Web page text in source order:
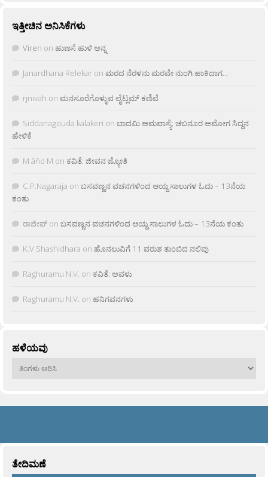
ಇತ್ತೀಚಿನ ಅನಿಸಿಕೆಗಳು
Viren on ಹುಣಸೆ ಹುಳಿ ಅನ್ನ
Janardhana Relekar on ಮರದ ನೆರಳನು ಮರವೇ ನುಂಗಿ ಹಾಕಿದಾಗ…
rjnivah on ಮನಸೂರೆಗೊಳ್ಳುವ ಲೈಟ್ಲಮ್ ಕಣಿವೆ
Siddanagouda kalakeri on ಬಾದಮಿ ಅಮವಾಸ್ಯೆ: ಚಬನೂರ ಅಮೋಗ ಸಿದ್ದನ
ಹೇಳಿಕೆ
M âñd M on ಕವಿತೆ: ಜೀವನ ಜ್ಯೋತಿ
C.P.Nagaraja on ಬಸವಣ್ಣನ ವಚನಗಳಿಂದ ಆಯ್ದ ಸಾಲುಗಳ ಓದು – 13ನೆಯ
ಕಂತು
ರಾಜೀವ್ on ಬಸವಣ್ಣನ ವಚನಗಳಿಂದ ಆಯ್ದ ಸಾಲುಗಳ ಓದು – 13ನೆಯ ಕಂತು
K.V Shashidhara on ಹೊನಲುವಿಗೆ 11 ವರುಶ ತುಂಬಿದ ನಲಿವು
Raghuramu N.V. on ಕವಿತೆ: ಅವಳು
Raghuramu N.V. on ಹನಿಗವನಗಳು
ಹಳೆಯವು
ಹಳೆಯವು
ತೇದಿಮಣೆ